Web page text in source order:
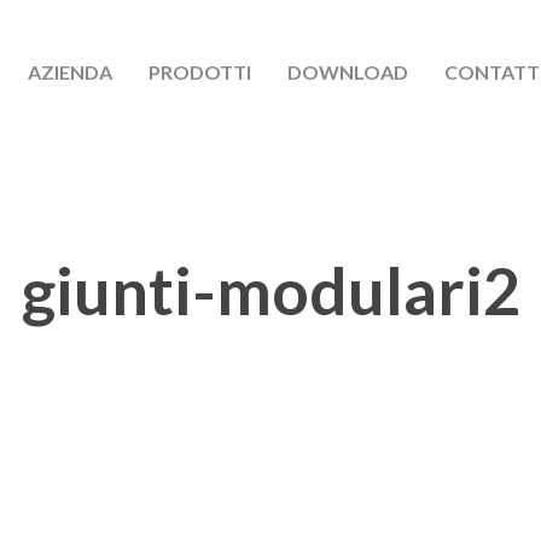
AZIENDA PRODOTTI DOWNLOAD
giunti-modulari2